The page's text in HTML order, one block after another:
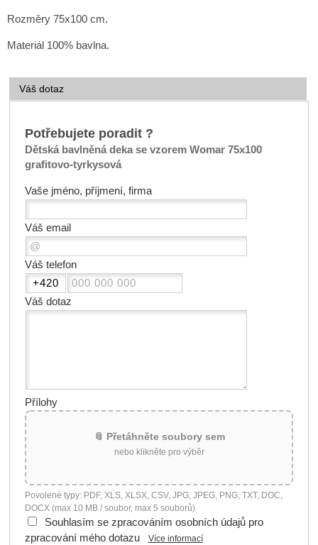
Rozměry 75x100 cm.
Materiál 100% bavlna.
Váš dotaz
Potřebujete poradit ?
Dětská bavlněná deka se vzorem Womar 75x100
grafitovo-tyrkysová
Vaše jméno, příjmení, firma
Váš email
Váš telefon
Váš dotaz
Přílohy
📎 Přetáhněte soubory sem
nebo klikněte pro výběr
Povolené typy: PDF, XLS, XLSX, CSV, JPG, JPEG, PNG, TXT, DOC,
DOCX (max 10 MB / soubor, max 5 souborů)
Souhlasím se zpracováním osobních údajů pro
zpracování mého dotazu
Více informací